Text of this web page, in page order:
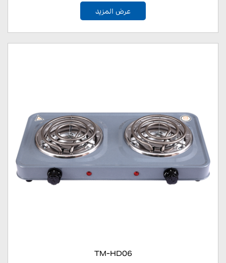
عرض المزيد
TM-HD06